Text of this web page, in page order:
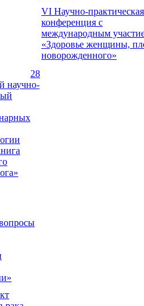
VI Научно-практическая
конференция с
международным
«Здоровье женщины,
новорожденного»
28
научно-